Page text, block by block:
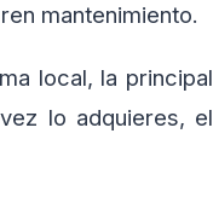
mantenimiento.
local, la principal
lo adquieres, el